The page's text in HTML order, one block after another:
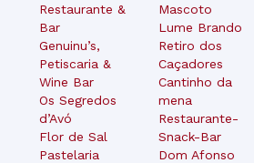
Restaurante &
Bar
Genuinu’s,
Petiscaria &
Wine Bar
Os Segredos
d’Avó
Flor de Sal
Pastelaria
Mascoto
Lume Brando
Retiro dos
Caçadores
Cantinho da
mena
Restaurante-
Snack-Bar
Dom Afonso